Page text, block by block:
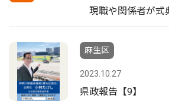
現職や関係者が式
麻生区
2023.10.27
県政報告【9】